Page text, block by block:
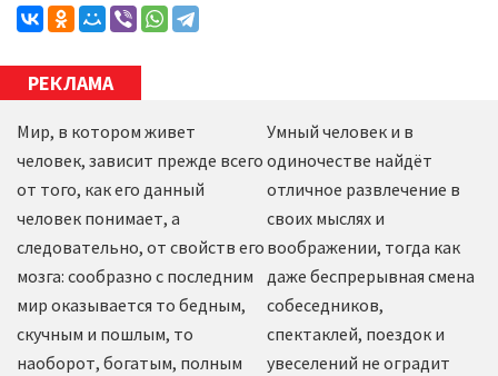
РЕКЛАМА
Мир, в котором живет
человек, зависит прежде всего
от того, как его данный
человек понимает, а
следовательно, от свойств его
мозга: сообразно с последним
мир оказывается то бедным,
скучным и пошлым, то
наоборот, богатым, полным
Умный человек и в
одиночестве найдёт
отличное развлечение в
своих мыслях и
воображении, тогда как
даже беспрерывная смена
собеседников,
спектаклей, поездок и
увеселений не оградит